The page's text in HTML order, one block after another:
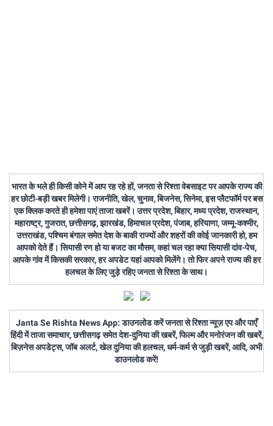
भारत के भले ही किसी कोने में आप रह रहे हों, जनता से रिश्ता वेबसाइट पर आपके राज्य की
हर छोटी-बड़ी खबर मिलेगी। राजनीति, खेल, चुनाव, बिजनेस, सिनेमा, इस प्लैटफॉर्म पर बस
एक क्लिक करते ही हमेशा पाएं ताजा खबरें। उत्तर प्रदेश, बिहार, मध्य प्रदेश, राजस्थान,
महाराष्ट्र, गुजरात, छत्तीसगढ़, झारखंड, हिमाचल प्रदेश, पंजाब, हरियाणा, जम्मू-कश्मीर,
उत्तराखंड, पश्चिम बंगाल समेत देश के बाकी राज्यों और शहरों की कोई जानकारी हो, हम
आपको देते हैं। सियासी रण हो या बजट का मौसम, कहां चल रहा क्या सियासी दांव-पेच,
आपके गांव में किसकी सरकार, हर अपडेट यहां आपको मिलेंगे। तो फिर अपने राज्य की हर
हलचल के लिए जुड़े रहिए जनता से रिश्ता के साथ।
Janta Se Rishta News App: डाउनलोड करें जनता से रिश्ता न्यूज़ एप और पाएँ
हिंदी में ताजा समाचार, छत्तीसगढ़ समेत देश-दुनिया की खबरें, फिल्म और मनोरंजन की खबरें,
बिज़नेस अपडेट्स, जॉब अलर्ट, खेल दुनिया की हलचल, धर्म-कर्म से जुड़ी खबरें, आदि, अभी
डाउनलोड करें!